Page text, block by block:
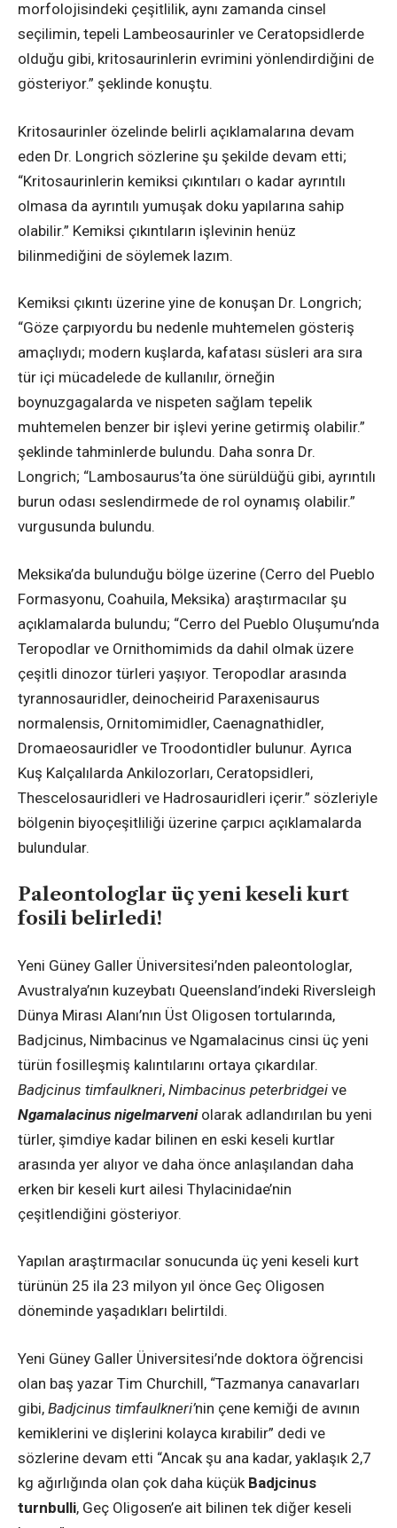
morfolojisindeki çeşitlilik, aynı zamanda cinsel
seçilimin, tepeli Lambeosaurinler ve Ceratopsidlerde
olduğu gibi, kritosaurinlerin evrimini yönlendirdiğini de
gösteriyor.” şeklinde konuştu.
Kritosaurinler özelinde belirli açıklamalarına devam
eden Dr. Longrich sözlerine şu şekilde devam etti;
“Kritosaurinlerin kemiksi çıkıntıları o kadar ayrıntılı
olmasa da ayrıntılı yumuşak doku yapılarına sahip
olabilir.” Kemiksi çıkıntıların işlevinin henüz
bilinmediğini de söylemek lazım.
Kemiksi çıkıntı üzerine yine de konuşan Dr. Longrich;
“Göze çarpıyordu bu nedenle muhtemelen gösteriş
amaçlıydı; modern kuşlarda, kafatası süsleri ara sıra
tür içi mücadelede de kullanılır, örneğin
boynuzgagalarda ve nispeten sağlam tepelik
muhtemelen benzer bir işlevi yerine getirmiş olabilir.”
şeklinde tahminlerde bulundu. Daha sonra Dr.
Longrich; “Lambosaurus’ta öne sürüldüğü gibi, ayrıntılı
burun odası seslendirmede de rol oynamış olabilir.”
vurgusunda bulundu.
Meksika’da bulunduğu bölge üzerine (Cerro del Pueblo
Formasyonu, Coahuila, Meksika) araştırmacılar şu
açıklamalarda bulundu; “Cerro del Pueblo Oluşumu’nda
Teropodlar ve Ornithomimids da dahil olmak üzere
çeşitli dinozor türleri yaşıyor. Teropodlar arasında
tyrannosauridler, deinocheirid Paraxenisaurus
normalensis, Ornitomimidler, Caenagnathidler,
Dromaeosauridler ve Troodontidler bulunur. Ayrıca
Kuş Kalçalılarda Ankilozorları, Ceratopsidleri,
Thescelosauridleri ve Hadrosauridleri içerir.” sözleriyle
bölgenin biyoçeşitliliği üzerine çarpıcı açıklamalarda
bulundular.
Paleontologlar üç yeni keseli kurt
fosili belirledi!
Yeni Güney Galler Üniversitesi’nden paleontologlar,
Avustralya’nın kuzeybatı Queensland’indeki Riversleigh
Dünya Mirası Alanı’nın Üst Oligosen tortularında,
Badjcinus, Nimbacinus ve Ngamalacinus cinsi üç yeni
türün fosilleşmiş kalıntılarını ortaya çıkardılar.
Badjcinus timfaulkneri, Nimbacinus peterbridgei ve
Ngamalacinus nigelmarveniolarak adlandırılan bu yeni
türler, şimdiye kadar bilinen en eski keseli kurtlar
arasında yer alıyor ve daha önce anlaşılandan daha
erken bir keseli kurt ailesi Thylacinidae’nin
çeşitlendiğini gösteriyor.
Yapılan araştırmacılar sonucunda üç yeni keseli kurt
türünün 25 ila 23 milyon yıl önce Geç Oligosen
döneminde yaşadıkları belirtildi.
Yeni Güney Galler Üniversitesi’nde doktora öğrencisi
olan baş yazar Tim Churchill, “Tazmanya canavarları
gibi, Badjcinus timfaulkneri’nin çene kemiği de avının
kemiklerini ve dişlerini kolayca kırabilir” dedi ve
sözlerine devam etti “Ancak şu ana kadar, yaklaşık 2,7
kg ağırlığında olan çok daha küçük Badjcinus
turnbulli, Geç Oligosen’e ait bilinen tek diğer keseli